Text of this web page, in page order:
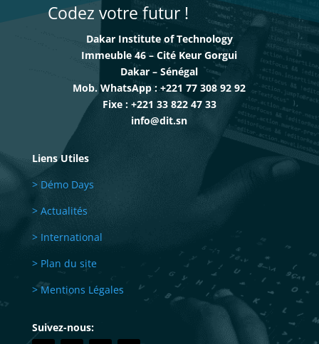
Codez votre futur !
Dakar Institute of Technology
Immeuble 46 – Cité Keur Gorgui
Dakar – Sénégal
Mob. WhatsApp : +221 77 308 92 92
Fixe : +221 33 822 47 33
info@dit.sn
Liens Utiles
> Démo Days
> Actualités
> International
> Plan du site
> Mentions Légales
Suivez-nous: